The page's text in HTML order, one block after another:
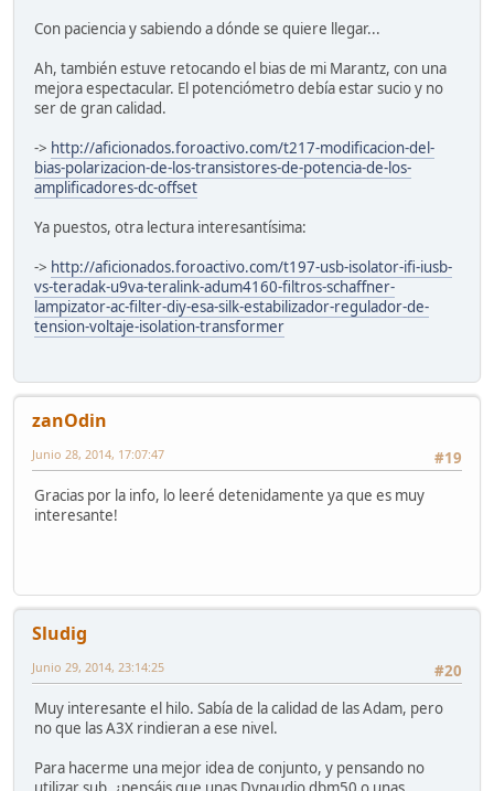
Con paciencia y sabiendo a dónde se quiere llegar...
Ah, también estuve retocando el bias de mi Marantz, con una
mejora espectacular. El potenciómetro debía estar sucio y no
ser de gran calidad.
-> http://aficionados.foroactivo.com/t217-modificacion-del-
bias-polarizacion-de-los-transistores-de-potencia-de-los-
amplificadores-dc-offset
Ya puestos, otra lectura interesantísima:
-> http://aficionados.foroactivo.com/t197-usb-isolator-ifi-iusb-
vs-teradak-u9va-teralink-adum4160-filtros-schaffner-
lampizator-ac-filter-diy-esa-silk-estabilizador-regulador-de-
tension-voltaje-isolation-transformer
zanOdin
#19
Junio 28, 2014, 17:07:47
Gracias por la info, lo leeré detenidamente ya que es muy
interesante!
Sludig
#20
Junio 29, 2014, 23:14:25
Muy interesante el hilo. Sabía de la calidad de las Adam, pero
no que las A3X rindieran a ese nivel.
Para hacerme una mejor idea de conjunto, y pensando no